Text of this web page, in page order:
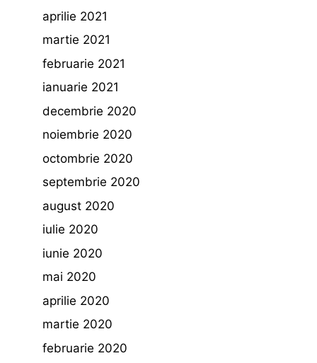
aprilie 2021
martie 2021
februarie 2021
ianuarie 2021
decembrie 2020
noiembrie 2020
octombrie 2020
septembrie 2020
august 2020
iulie 2020
iunie 2020
mai 2020
aprilie 2020
martie 2020
februarie 2020